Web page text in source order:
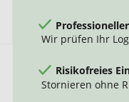
Wir prüfen Ihr
Risikofreies
Stornieren ohne